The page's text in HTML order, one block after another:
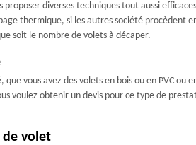
diverses techniques tout aussi
thermique, si les autres société procèdent
soit le nombre de volets à décaper.
vous avez des volets en bois ou en PVC ou
voulez obtenir un devis pour ce type de
de volet